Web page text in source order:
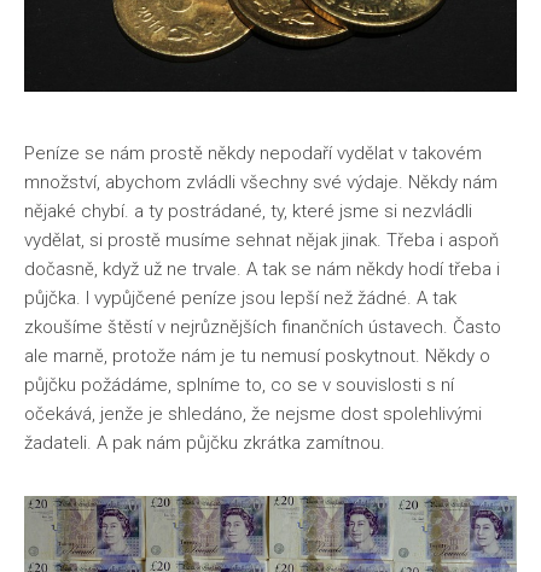
Peníze se nám prostě někdy nepodaří vydělat v takovém
množství, abychom zvládli všechny své výdaje. Někdy nám
nějaké chybí. a ty postrádané, ty, které jsme si nezvládli
vydělat, si prostě musíme sehnat nějak jinak. Třeba i aspoň
dočasně, když už ne trvale. A tak se nám někdy hodí třeba i
půjčka. I vypůjčené peníze jsou lepší než žádné. A tak
zkoušíme štěstí v nejrůznějších finančních ústavech. Často
ale marně, protože nám je tu nemusí poskytnout. Někdy o
půjčku požádáme, splníme to, co se v souvislosti s ní
očekává, jenže je shledáno, že nejsme dost spolehlivými
žadateli. A pak nám půjčku zkrátka zamítnou.